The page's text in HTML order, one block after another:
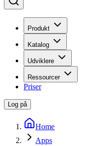
Produkt
Katalog
Udviklere
Ressourcer
Priser
Log på
Home
Apps